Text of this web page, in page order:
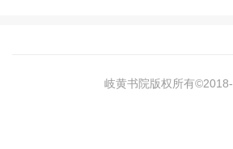
岐黄书院版权所有©2018-